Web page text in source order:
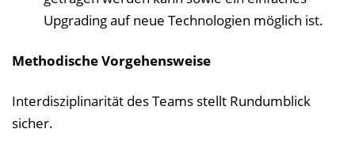
Upgrading auf neue Technologien möglich ist.
Methodische Vorgehensweise
Interdisziplinarität des Teams stellt Rundumblick
sicher.